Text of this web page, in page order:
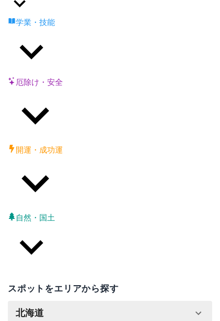
学業・技能
厄除け・安全
開運・成功運
自然・国土
スポットをエリアから探す
北海道